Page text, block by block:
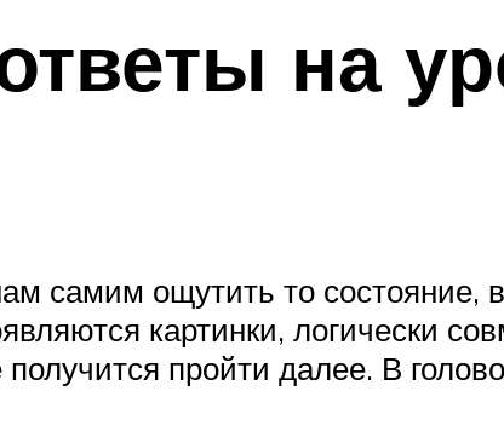
на
самим ощутить то состояние,
картинки, логически
пройти далее. В